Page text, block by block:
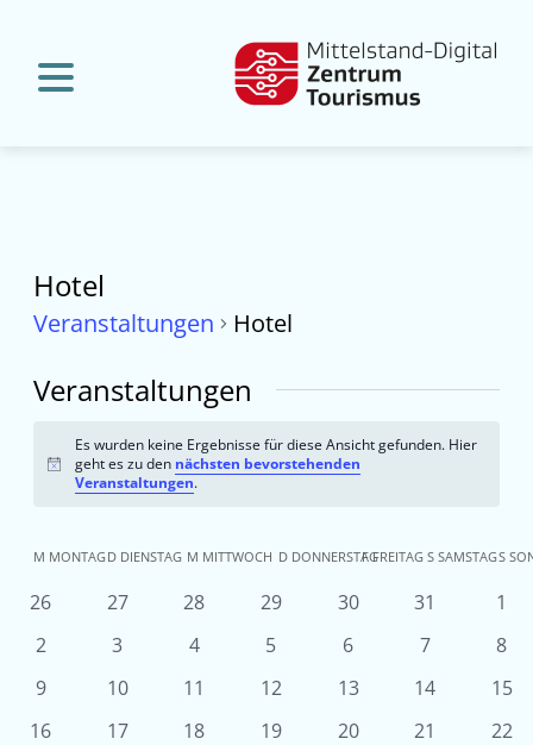
Hotel
Veranstaltungen Hotel
Veranstaltungen
Hinweis
Es wurden keine Ergebnisse für diese Ansicht gefunden. Hier
geht es zu den nächsten bevorstehenden
Veranstaltungen.
Kalender
von
Veranstaltungen
M MONTAGD DIENSTAG M MITTWOCH D DONNERSTAG
FFREITAG SSAMSTAGS
0
26
0
27
0
28
0
29
0
30
0
31
0
1
0
2
0
3
0
4
0
5
0
6
0
7
0
8
0
9
0
10
0
11
0
12
0
13
0
14
0
15
0
16
0
17
0
18
0
19
0
20
0
21
0
22